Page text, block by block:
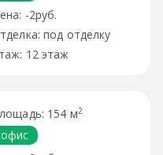
-2руб.
под отделку
12 этаж
154 м2
офис